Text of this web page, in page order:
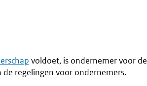
voldoet, is ondernemer voor de
regelingen voor ondernemers.